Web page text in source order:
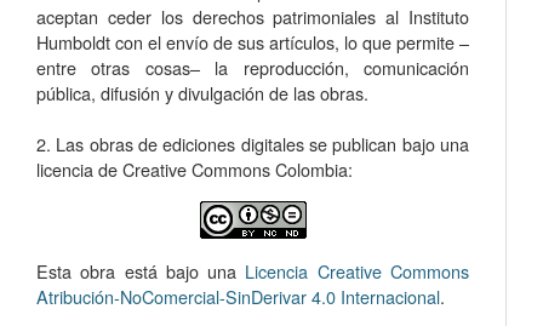
aceptan ceder los derechos patrimoniales al Instituto
Humboldt con el envío de sus artículos, lo que permite –
entre otras cosas­– la reproducción, comunicación
pública, difusión y divulgación de las obras.
2. Las obras de ediciones digitales se publican bajo una
licencia de Creative Commons Colombia:
Esta obra está bajo una Licencia Creative Commons
Atribución-NoComercial-SinDerivar 4.0 Internacional.